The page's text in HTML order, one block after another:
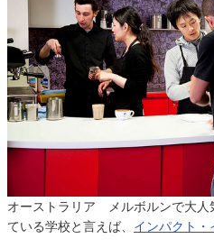
オーストラリア メルボルンで大人
ている学校と言えば、 インパクト・